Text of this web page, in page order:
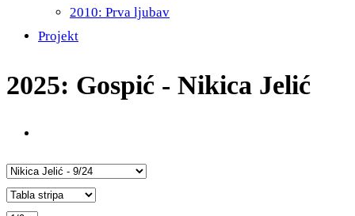
2010: Prva ljubav
Projekt
2025: Gospić - Nikica Jelić